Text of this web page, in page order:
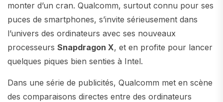
monter d’un cran. Qualcomm, surtout connu pour ses
puces de smartphones, s’invite sérieusement dans
l’univers des ordinateurs avec ses nouveaux
processeurs Snapdragon X, et en profite pour lancer
quelques piques bien senties à Intel.
Dans une série de publicités, Qualcomm met en scène
des comparaisons directes entre des ordinateurs